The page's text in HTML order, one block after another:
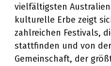
vielfältigsten
kulturelle Erbe zeigt
zahlreichen Festivals,
stattfinden und von
Gemeinschaft, der